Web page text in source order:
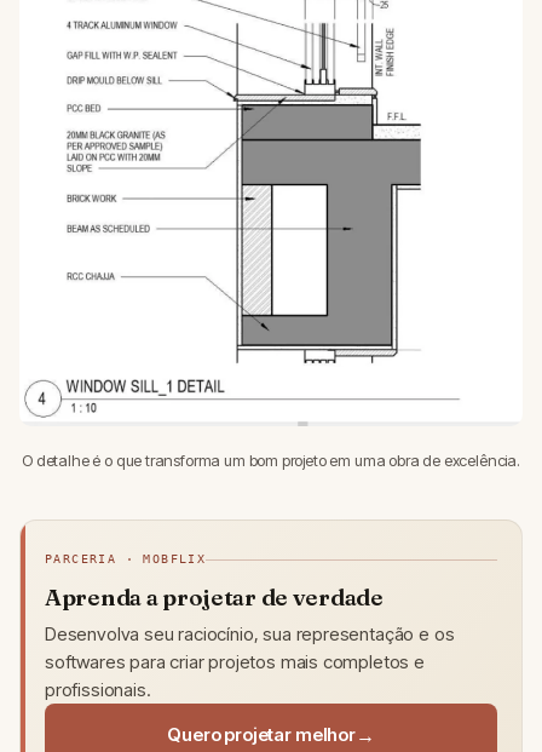
O detalhe é o que transforma um bom projeto em uma obra de excelência.
PARCERIA · MOBFLIX
Aprenda a projetar de verdade
Desenvolva seu raciocínio, sua representação e os
softwares para criar projetos mais completos e
profissionais.
Quero projetar melhor